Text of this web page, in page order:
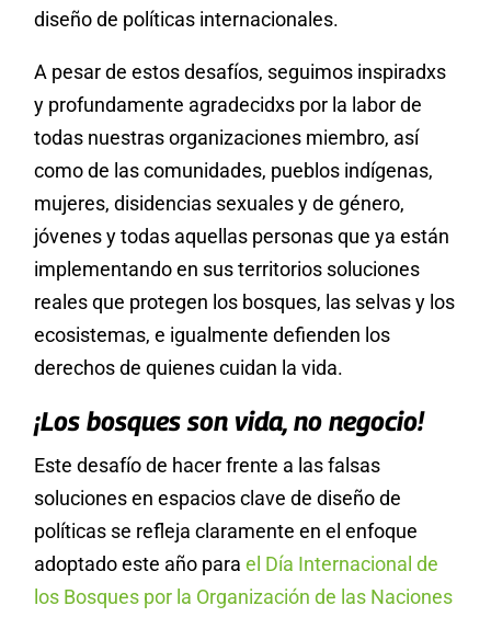
diseño de políticas internacionales.
A pesar de estos desafíos, seguimos inspiradxs
y profundamente agradecidxs por la labor de
todas nuestras organizaciones miembro, así
como de las comunidades, pueblos indígenas,
mujeres, disidencias sexuales y de género,
jóvenes y todas aquellas personas que ya están
implementando en sus territorios soluciones
reales que protegen los bosques, las selvas y los
ecosistemas, e igualmente defienden los
derechos de quienes cuidan la vida.
¡Los bosques son vida, no negocio!
Este desafío de hacer frente a las falsas
soluciones en espacios clave de diseño de
políticas se refleja claramente en el enfoque
adoptado este año parael Día Internacional de
los Bosques por la Organización de las Naciones